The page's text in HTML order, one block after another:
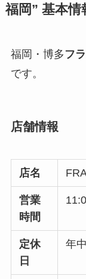
福岡” 基本情
福岡・博多 フ
です。
店舗情報
店名
営業
時間
定休
日
年